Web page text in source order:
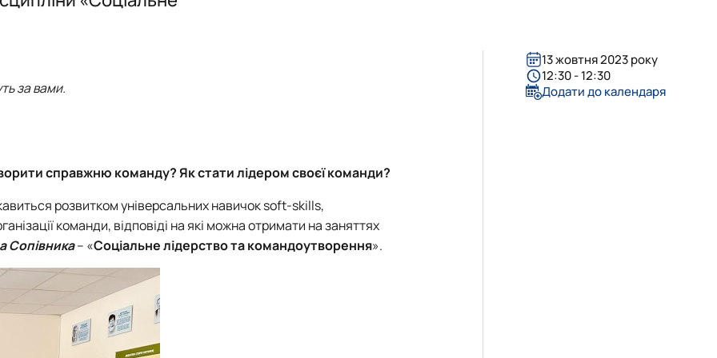
технологій (Курси поглибле…
за вами.
справжню команду? Як стати лідером своєї команди?
розвитком універсальних навичок soft-skills,
команди, відповіді на які можна отримати на заняттях
Сопівника– «Соціальне лідерство та командоутворення».
13 жовтня 2023 року
12:30 - 12:30
Додати до календаря